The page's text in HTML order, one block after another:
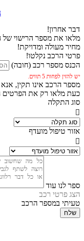
דבר אחרון!
מלאו את מספר הרישוי של
מחיר מעולה ומדויקת!
פרטי הרכב נקלטו!
הכנס מספר רכב (חובה)
יש להזין לפחות 5 תווים.
מספר הרכב אינו תקין,
כעת מלאו רק את הפרטים
סוג התקלה
אזור טיפול מועדף
ספר לנו עוד
הצג פרטי רכב
טעיתי במספר הרכב
שלח